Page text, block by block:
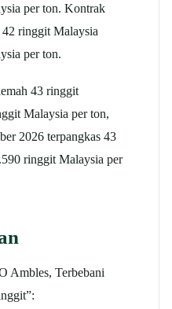
per ton. Kontrak
42 ringgit Malaysia
per ton.
43 ringgit
Malaysia per ton,
2026 terpangkas 43
ringgit Malaysia per
Ambles, Terbebani